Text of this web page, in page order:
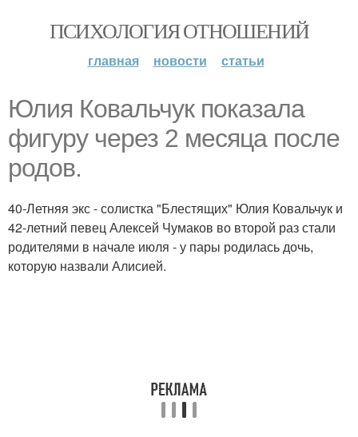
ПСИХОЛОГИЯ ОТНОШЕНИЙ
главная новости статьи
Юлия Ковальчук показала
фигуру через 2 месяца после
родов.
40-Летняя экс - солистка "Блестящих" Юлия Ковальчук и
42-летний певец Алексей Чумаков во второй раз стали
родителями в начале июля - у пары родилась дочь,
которую назвали Алисией.